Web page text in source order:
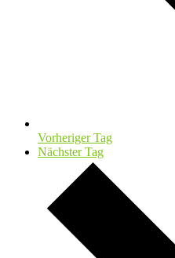
Vorheriger Tag
Nächster Tag